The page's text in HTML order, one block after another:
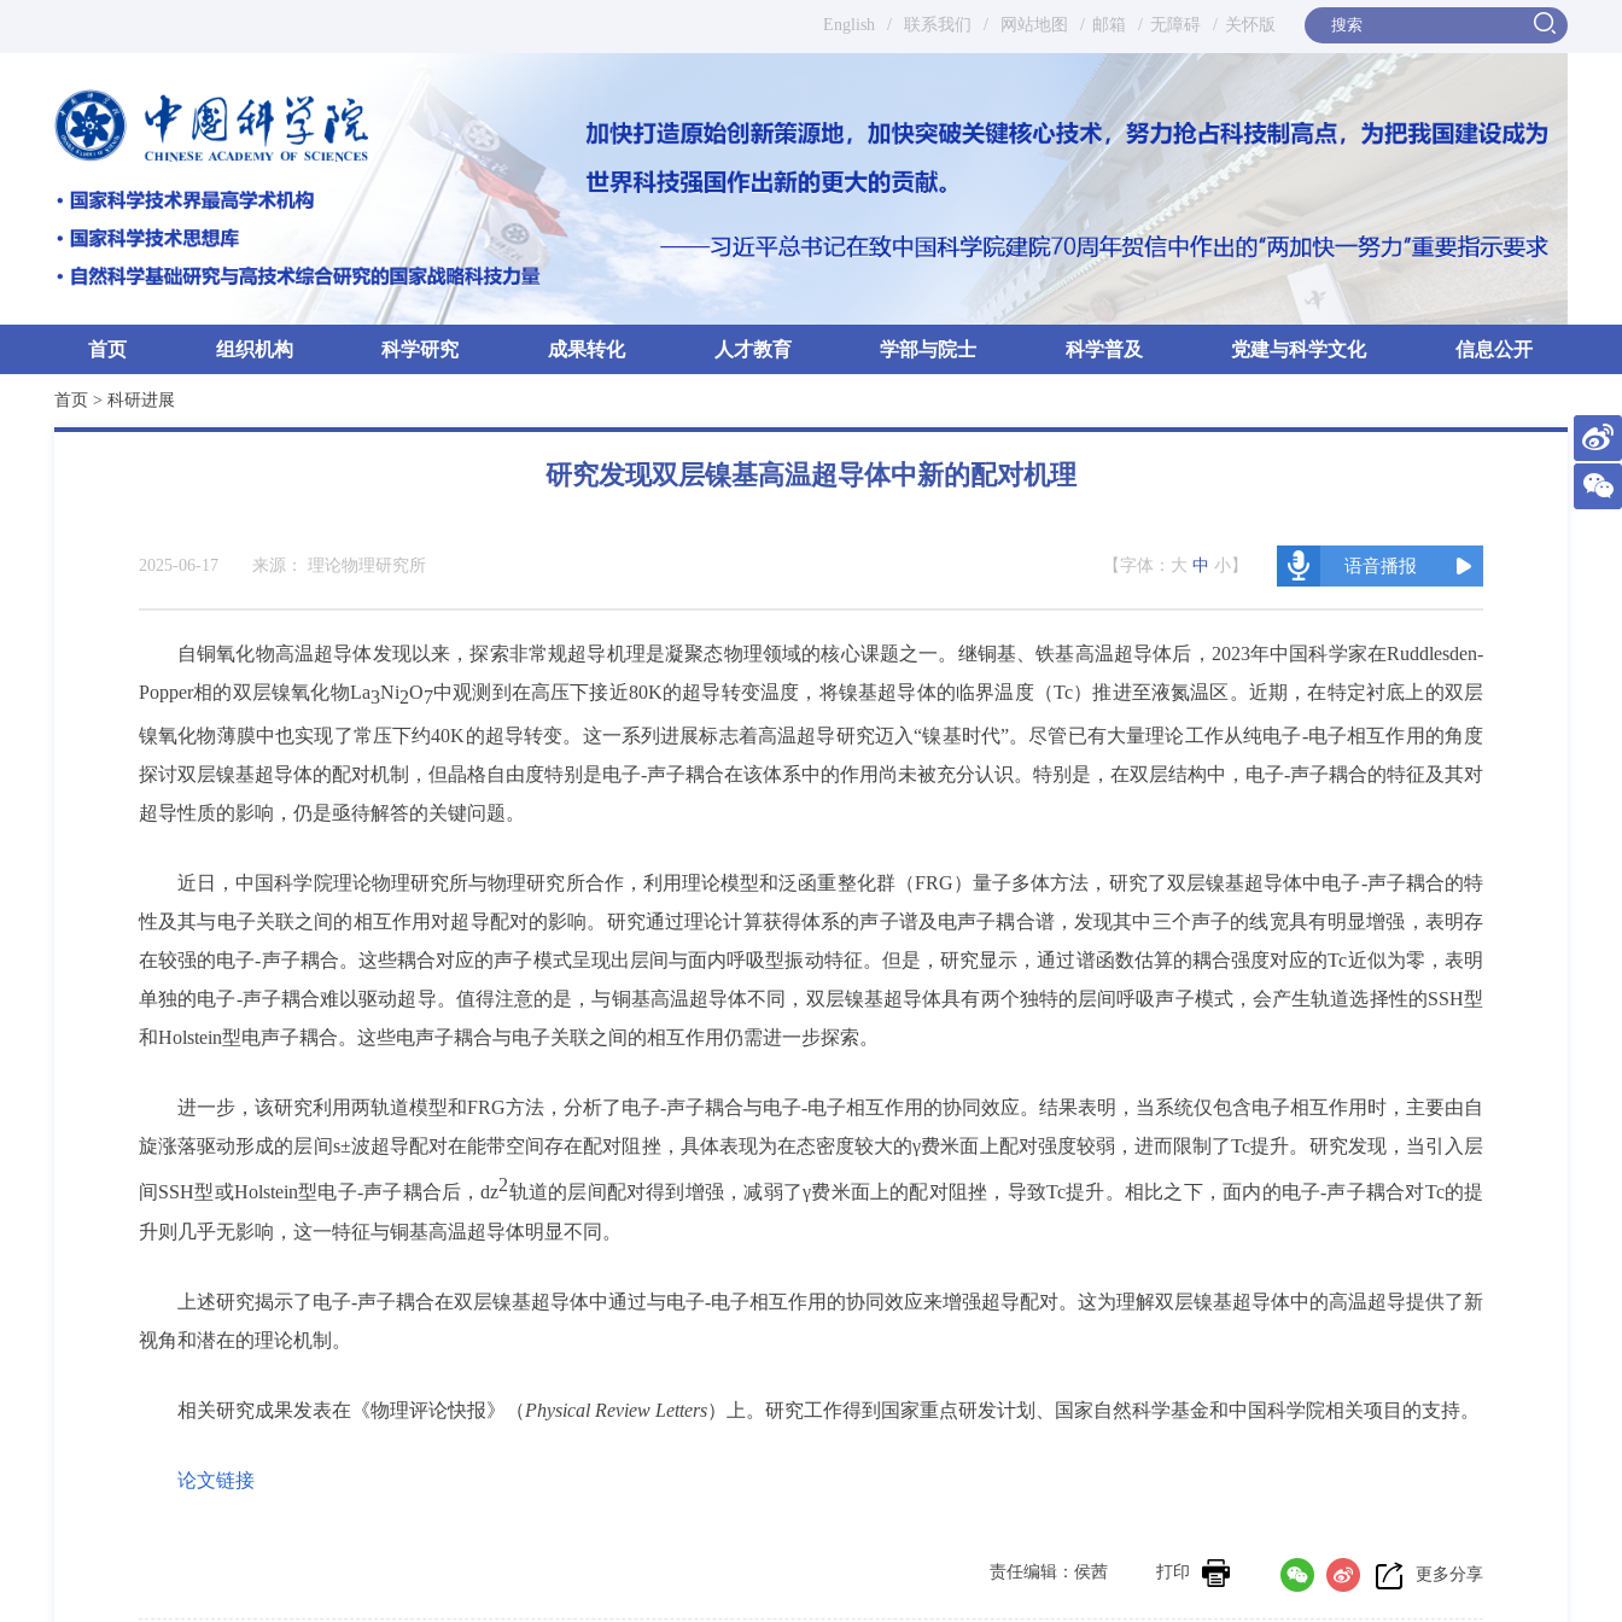
English / 联系我们 / 网站地图 / 邮箱 / 无障碍 / 关怀版
首页 组织机构 科学研究 成果转化 人才教育 学部与院士 科学普及 党建与科学文化 信息公开
首页 > 科研进展
研究发现双层镍基高温超导体中新的配对机理
2025-06-17 来源： 理论物理研究所 【字体： 大 中 小 】 语音播报
自铜氧化物高温超导体发现以来，探索非常规超导机理是凝聚态物理领域的核心课题之一。继铜基、铁基高温超导体后，2023年中国科学家在Ruddlesden-
Popper相的双层镍氧化物La3Ni2O7中观测到在高压下接近80K的超导转变温度，将镍基超导体的临界温度（Tc）推进至液氮温区。近期，在特定衬底上的双层
镍氧化物薄膜中也实现了常压下约40K的超导转变。这一系列进展标志着高温超导研究迈入“镍基时代”。尽管已有大量理论工作从纯电子-电子相互作用的角度
探讨双层镍基超导体的配对机制，但晶格自由度特别是电子-声子耦合在该体系中的作用尚未被充分认识。特别是，在双层结构中，电子-声子耦合的特征及其对
超导性质的影响，仍是亟待解答的关键问题。
近日，中国科学院理论物理研究所与物理研究所合作，利用理论模型和泛函重整化群（FRG）量子多体方法，研究了双层镍基超导体中电子-声子耦合的特
性及其与电子关联之间的相互作用对超导配对的影响。研究通过理论计算获得体系的声子谱及电声子耦合谱，发现其中三个声子的线宽具有明显增强，表明存
在较强的电子-声子耦合。这些耦合对应的声子模式呈现出层间与面内呼吸型振动特征。但是，研究显示，通过谱函数估算的耦合强度对应的Tc近似为零，表明
单独的电子-声子耦合难以驱动超导。值得注意的是，与铜基高温超导体不同，双层镍基超导体具有两个独特的层间呼吸声子模式，会产生轨道选择性的SSH型
和Holstein型电声子耦合。这些电声子耦合与电子关联之间的相互作用仍需进一步探索。
进一步，该研究利用两轨道模型和FRG方法，分析了电子-声子耦合与电子-电子相互作用的协同效应。结果表明，当系统仅包含电子相互作用时，主要由自
旋涨落驱动形成的层间s±波超导配对在能带空间存在配对阻挫，具体表现为在态密度较大的γ费米面上配对强度较弱，进而限制了Tc提升。研究发现，当引入层
间SSH型或Holstein型电子-声子耦合后，dz2轨道的层间配对得到增强，减弱了γ费米面上的配对阻挫，导致Tc提升。相比之下，面内的电子-声子耦合对Tc的提
升则几乎无影响，这一特征与铜基高温超导体明显不同。
上述研究揭示了电子-声子耦合在双层镍基超导体中通过与电子-电子相互作用的协同效应来增强超导配对。这为理解双层镍基超导体中的高温超导提供了新
视角和潜在的理论机制。
相关研究成果发表在《物理评论快报》（Physical Review Letters）上。研究工作得到国家重点研发计划、国家自然科学基金和中国科学院相关项目的支持。
论文链接
更多分享
打印
责任编辑：侯茜